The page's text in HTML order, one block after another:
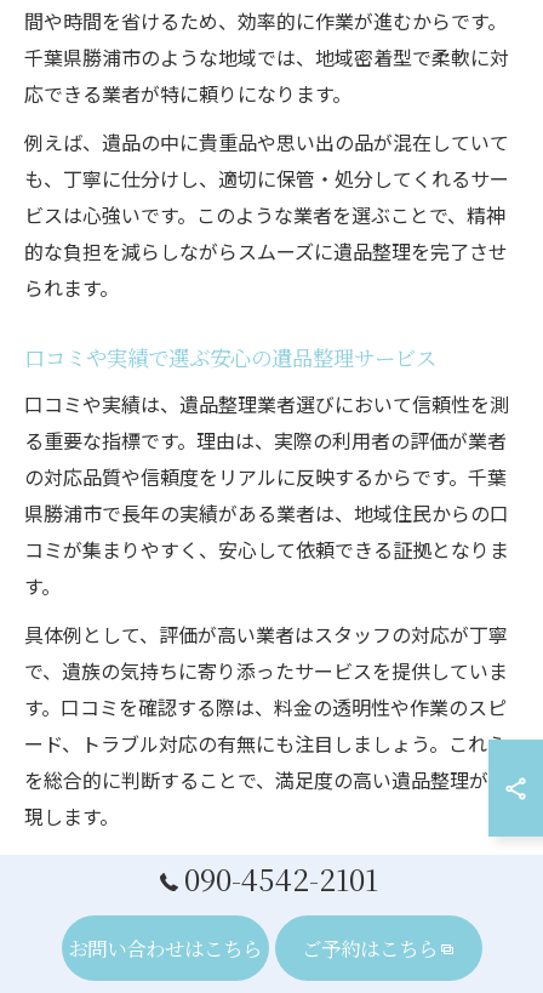
間や時間を省けるため、効率的に作業が進むからです。
千葉県勝浦市のような地域では、地域密着型で柔軟に対
応できる業者が特に頼りになります。
例えば、遺品の中に貴重品や思い出の品が混在していて
も、丁寧に仕分けし、適切に保管・処分してくれるサー
ビスは心強いです。このような業者を選ぶことで、精神
的な負担を減らしながらスムーズに遺品整理を完了させ
られます。
口コミや実績で選ぶ安心の遺品整理サービス
口コミや実績は、遺品整理業者選びにおいて信頼性を測
る重要な指標です。理由は、実際の利用者の評価が業者
の対応品質や信頼度をリアルに反映するからです。千葉
県勝浦市で長年の実績がある業者は、地域住民からの口
コミが集まりやすく、安心して依頼できる証拠となりま
す。
具体例として、評価が高い業者はスタッフの対応が丁寧
で、遺族の気持ちに寄り添ったサービスを提供していま
す。口コミを確認する際は、料金の透明性や作業のスピ
ード、トラブル対応の有無にも注目しましょう。これら
を総合的に判断することで、満足度の高い遺品整理が実
現します。
遺品整理で立ち会い不要な業者活用の注意点
遺品整理で立ち会い不要な業者を利用する場合、便利さ
の反面、注意すべき点もあります。理由は、立ち会わな
090-4542-2101
お問い合わせはこちら ご予約はこちら